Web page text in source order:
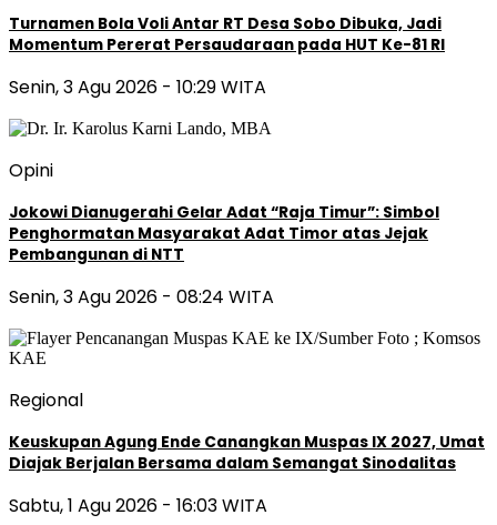
Turnamen Bola Voli Antar RT Desa Sobo Dibuka, Jadi
Momentum Pererat Persaudaraan pada HUT Ke-81 RI
Senin, 3 Agu 2026 - 10:29 WITA
Opini
Jokowi Dianugerahi Gelar Adat “Raja Timur”: Simbol
Penghormatan Masyarakat Adat Timor atas Jejak
Pembangunan di NTT
Senin, 3 Agu 2026 - 08:24 WITA
Regional
Keuskupan Agung Ende Canangkan Muspas IX 2027, Umat
Diajak Berjalan Bersama dalam Semangat Sinodalitas
Sabtu, 1 Agu 2026 - 16:03 WITA